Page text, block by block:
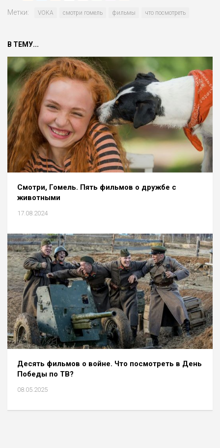
Метки: VOKA смотри гомель фильмы что посмотреть
В ТЕМУ...
Cмотри, Гомель. Пять фильмов о дружбе с
животными
17.08.2024
Десять фильмов о войне. Что посмотреть в День
Победы по ТВ?
08.05.2025